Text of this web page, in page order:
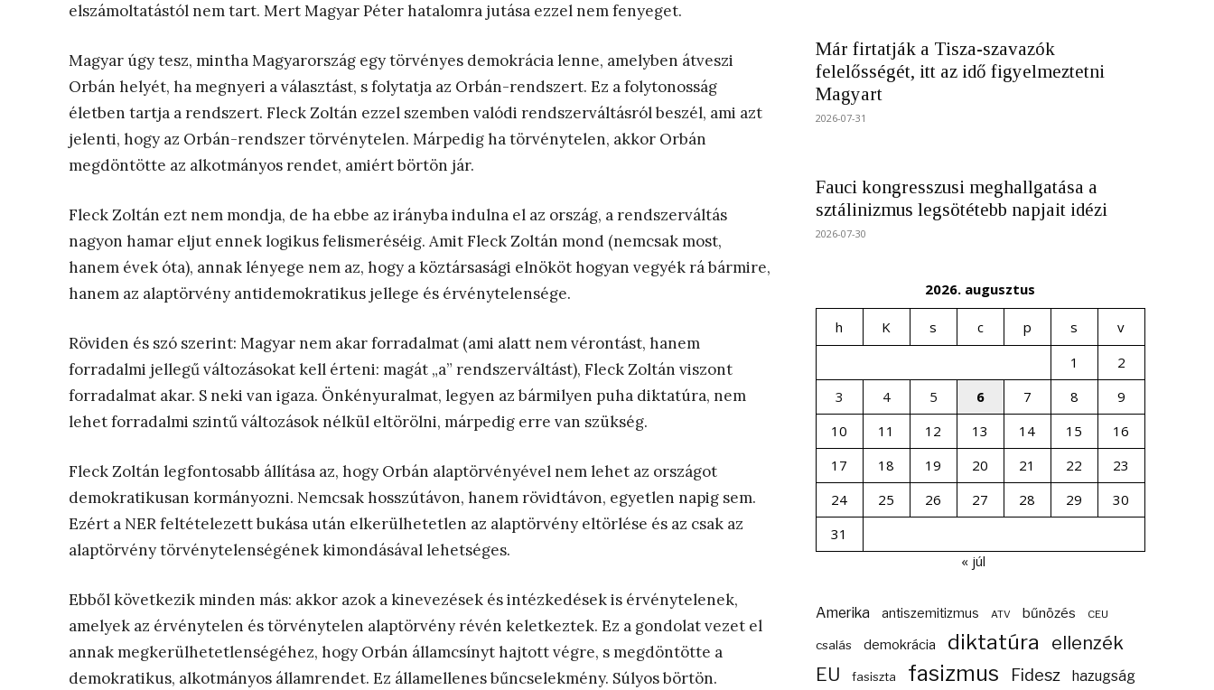
elszámoltatástól nem tart. Mert Magyar Péter hatalomra jutása ezzel nem fenyeget.
Magyar úgy tesz, mintha Magyarország egy törvényes demokrácia lenne, amelyben átveszi
Orbán helyét, ha megnyeri a választást, s folytatja az Orbán-rendszert. Ez a folytonosság
életben tartja a rendszert. Fleck Zoltán ezzel szemben valódi rendszerváltásról beszél, ami azt
jelenti, hogy az Orbán-rendszer törvénytelen. Márpedig ha törvénytelen, akkor Orbán
megdöntötte az alkotmányos rendet, amiért börtön jár.
Fleck Zoltán ezt nem mondja, de ha ebbe az irányba indulna el az ország, a rendszerváltás
nagyon hamar eljut ennek logikus felismeréséig. Amit Fleck Zoltán mond (nemcsak most,
hanem évek óta), annak lényege nem az, hogy a köztársasági elnököt hogyan vegyék rá bármire,
hanem az alaptörvény antidemokratikus jellege és érvénytelensége.
Röviden és szó szerint: Magyar nem akar forradalmat (ami alatt nem vérontást, hanem
forradalmi jellegű változásokat kell érteni: magát „a” rendszerváltást), Fleck Zoltán viszont
forradalmat akar. S neki van igaza. Önkényuralmat, legyen az bármilyen puha diktatúra, nem
lehet forradalmi szintű változások nélkül eltörölni, márpedig erre van szükség.
Fleck Zoltán legfontosabb állítása az, hogy Orbán alaptörvényével nem lehet az országot
demokratikusan kormányozni. Nemcsak hosszútávon, hanem rövidtávon, egyetlen napig sem.
Ezért a NER feltételezett bukása után elkerülhetetlen az alaptörvény eltörlése és az csak az
alaptörvény törvénytelenségének kimondásával lehetséges.
Ebből következik minden más: akkor azok a kinevezések és intézkedések is érvénytelenek,
amelyek az érvénytelen és törvénytelen alaptörvény révén keletkeztek. Ez a gondolat vezet el
annak megkerülhetetlenségéhez, hogy Orbán államcsínyt hajtott végre, s megdöntötte a
demokratikus, alkotmányos államrendet. Ez államellenes bűncselekmény. Súlyos börtön.
Már firtatják a Tisza-szavazók
felelősségét, itt az idő figyelmeztetni
Magyart
2026-07-31
Fauci kongresszusi meghallgatása a
sztálinizmus legsötétebb napjait idézi
2026-07-30
2026. augusztus
h K s c p s
v
1
2
3
4 5 6 7 8
9
10
11 12 13 14 15
16
17
18 19 20 21 22
23
24
25 26 27 28 29
30
31
« júl
Amerika antiszemitizmus ATV bűnözés CEU
csalás demokrácia diktatúra ellenzék
EU fasiszta fasizmus Fidesz hazugság